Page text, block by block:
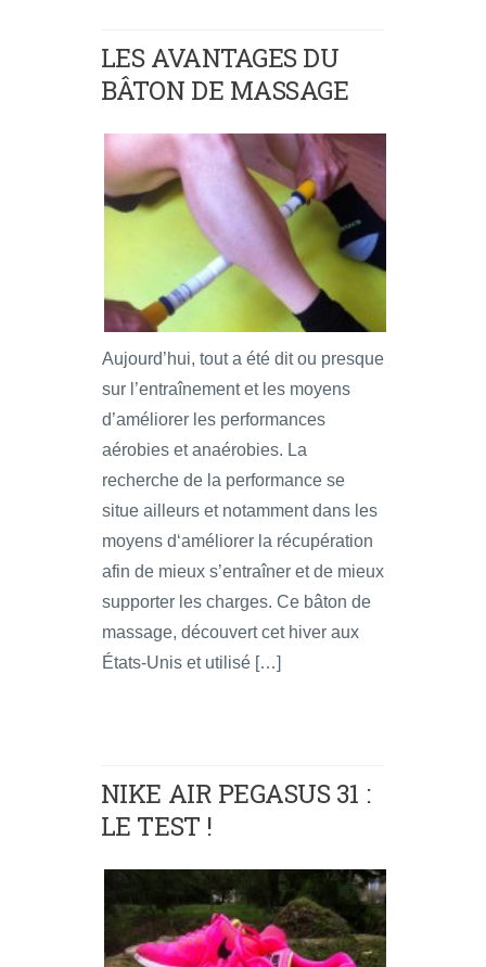
LES AVANTAGES DU
BÂTON DE MASSAGE
Aujourd’hui, tout a été dit ou presque
sur l’entraînement et les moyens
d’améliorer les performances
aérobies et anaérobies. La
recherche de la performance se
situe ailleurs et notamment dans les
moyens d‘améliorer la récupération
afin de mieux s’entraîner et de mieux
supporter les charges. Ce bâton de
massage, découvert cet hiver aux
États-Unis et utilisé […]
NIKE AIR PEGASUS 31 :
LE TEST !